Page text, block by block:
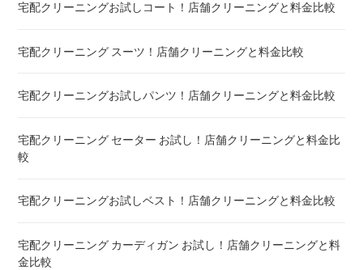
宅配クリーニング 絨毯・カーペット ! 料金 比較
宅配クリーニング シーツ ! 安いランキング
布団クリーニング 敷布団 ! 料金 比較
布団クリーニング ベビーふとん ! 料金 比較
宅配クリーニングお試しコート！店舗クリーニングと料金比較
宅配クリーニング スーツ！店舗クリーニングと料金比較
宅配クリーニングお試しパンツ！店舗クリーニングと料金比較
宅配クリーニング セーター お試し！店舗クリーニングと料金比
較
宅配クリーニングお試しベスト！店舗クリーニングと料金比較
宅配クリーニング カーディガン お試し！店舗クリーニングと料
金比較